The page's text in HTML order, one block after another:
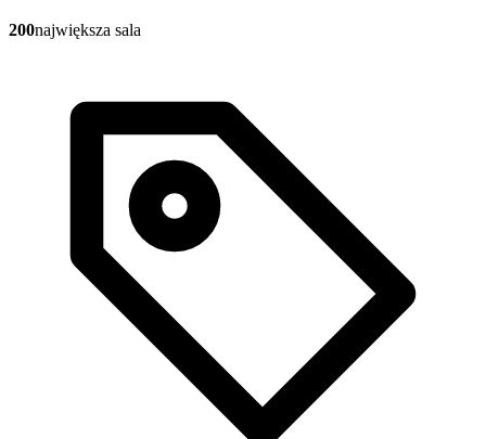
200największa sala